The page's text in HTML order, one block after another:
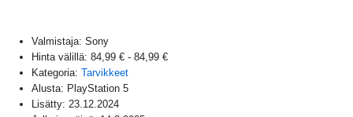
Valmistaja: Sony
Hinta välillä: 84,99 € - 84,99 €
Kategoria: Tarvikkeet
Alusta: PlayStation 5
Lisätty: 23.12.2024